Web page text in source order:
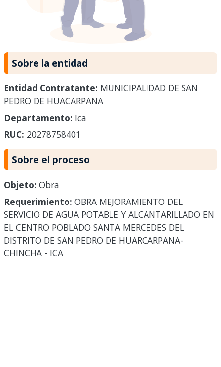
Sobre la entidad
Entidad Contratante: MUNICIPALIDAD DE SAN
PEDRO DE HUACARPANA
Departamento: Ica
RUC: 20278758401
Sobre el proceso
Objeto: Obra
Requerimiento: OBRA MEJORAMIENTO DEL
SERVICIO DE AGUA POTABLE Y ALCANTARILLADO EN
EL CENTRO POBLADO SANTA MERCEDES DEL
DISTRITO DE SAN PEDRO DE HUARCARPANA-
CHINCHA - ICA